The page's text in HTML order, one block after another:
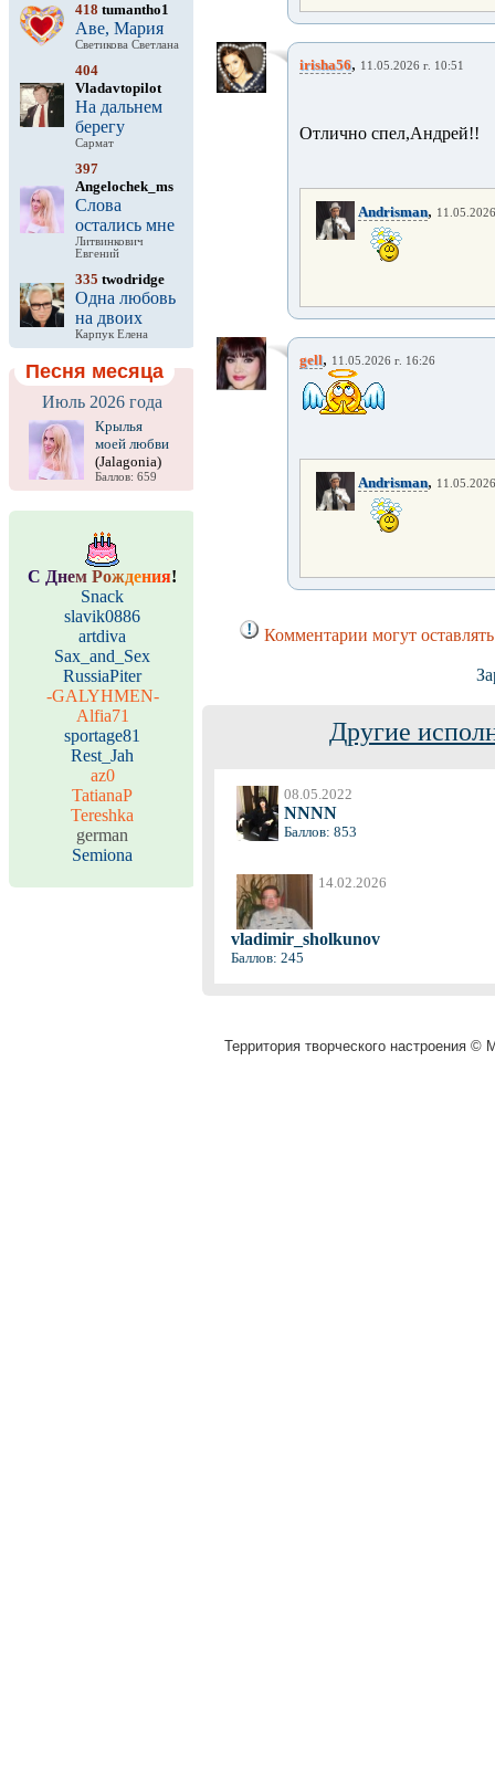
418 tumantho1
Аве, Мария
Светикова Светлана
404
Vladavtopilot
На дальнем
берегу
Сармат
397
Angelochek_ms
Слова
остались мне
Литвинкович
Евгений
335 twodridge
Одна любовь
на двоих
Карпук Елена
Песня месяца
Июль 2026 года
Крылья
моей любви
(Jalagonia)
Баллов: 659
С Днем Рождения!
Snack
slavik0886
artdiva
Sax_and_Sex
RussiaPiter
-GALYHMEN-
Alfia71
sportage81
Rest_Jah
az0
TatianaP
Tereshka
german
Semiona
irisha56, 11.05.2026 г. 10:51
Отлично спел,Андрей!!
Andrisman,
gell, 11.05.2026 г. 16:26
Andrisman,
Комментарии могут
Другие
08.05.2022
NNNN
Баллов: 853
14.02.2026
vladimir_sholkunov
Баллов: 245
Территория творческого настроения